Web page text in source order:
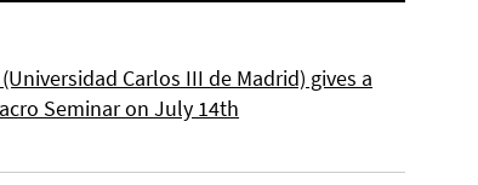
Carlos III de Madrid) gives a
Seminar on July 14th